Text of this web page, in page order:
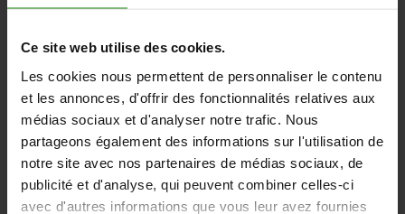
Ce site web utilise des cookies.
Les cookies nous permettent de personnaliser le contenu
et les annonces, d'offrir des fonctionnalités relatives aux
médias sociaux et d'analyser notre trafic. Nous
partageons également des informations sur l'utilisation de
notre site avec nos partenaires de médias sociaux, de
publicité et d'analyse, qui peuvent combiner celles-ci
avec d'autres informations que vous leur avez fournies
D2=9,9, L1=7,3, PLASTIQUE VERT, COMP:POM, L=9,
LONGUEUR=9 LONGUEUR=7,3
DIAMÈTRE DE L'ALÉSAGE 2=9,9
F ENV. N=90 DIAMÈTRE EXTÉRIEUR=5 ±S=0,8
03330-01-320509
6,82 €
hors TVA
hors frais d’envoi
DÉTAILS